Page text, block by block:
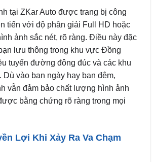
tại ZKar Auto được trang bị công
tiến với độ phân giải Full HD hoặc
ảnh sắc nét, rõ ràng. Điều này đặc
lưu thông trong khu vực Đồng
tuyến đường đông đúc và các khu
vào ban ngày hay ban đêm,
vẫn đảm bảo chất lượng hình ảnh
bằng chứng rõ ràng trong mọi
Lợi Khi Xảy Ra Va Chạm